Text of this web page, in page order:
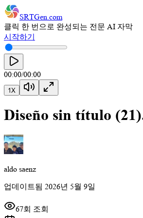
SRTGen.com
클릭 한 번으로 완성되는 전문 AI 자막
시작하기
00:00/00:00
1X
Diseño sin título
aldo saenz
업데이트됨 2026년 5월 9일
67회 조회